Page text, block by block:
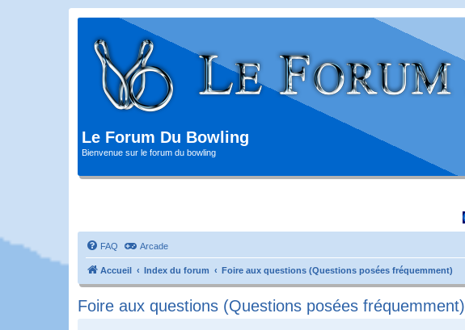
Le Forum Du Bowling
Bienvenue sur le forum du bowling
FAQ Arcade
Accueil Index du forum Foire aux questions (Questions posées fréquemment)
Foire aux questions (Questions posées fréquemment)